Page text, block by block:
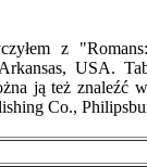
z
USA.
ją też znaleźć
Co.,